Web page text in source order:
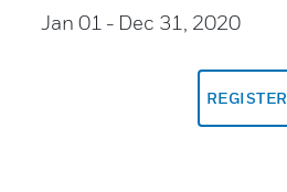
Jan 01 - Dec 31, 2020
REGISTER